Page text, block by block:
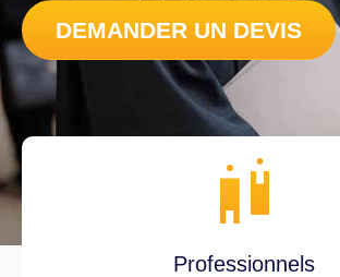
DEMANDER UN DEVIS
Professionnels